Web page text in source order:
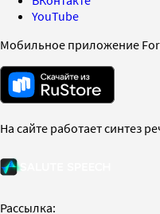
YouTube
Мобильное приложение
На сайте работает синтез
Рассылка: